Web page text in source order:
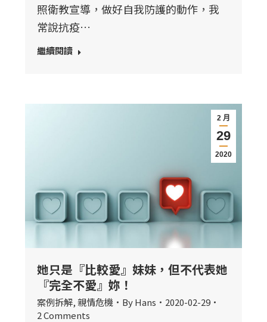
照衛教宣導，做好自我防護的動作，我
常說抗疫…
繼續閱讀
2 月
29
2020
她只是『比較愛』妹妹，但不代表她
『完全不愛』妳！
案例拆解,親情危機 ByHans
2020-02-29
2 Comments